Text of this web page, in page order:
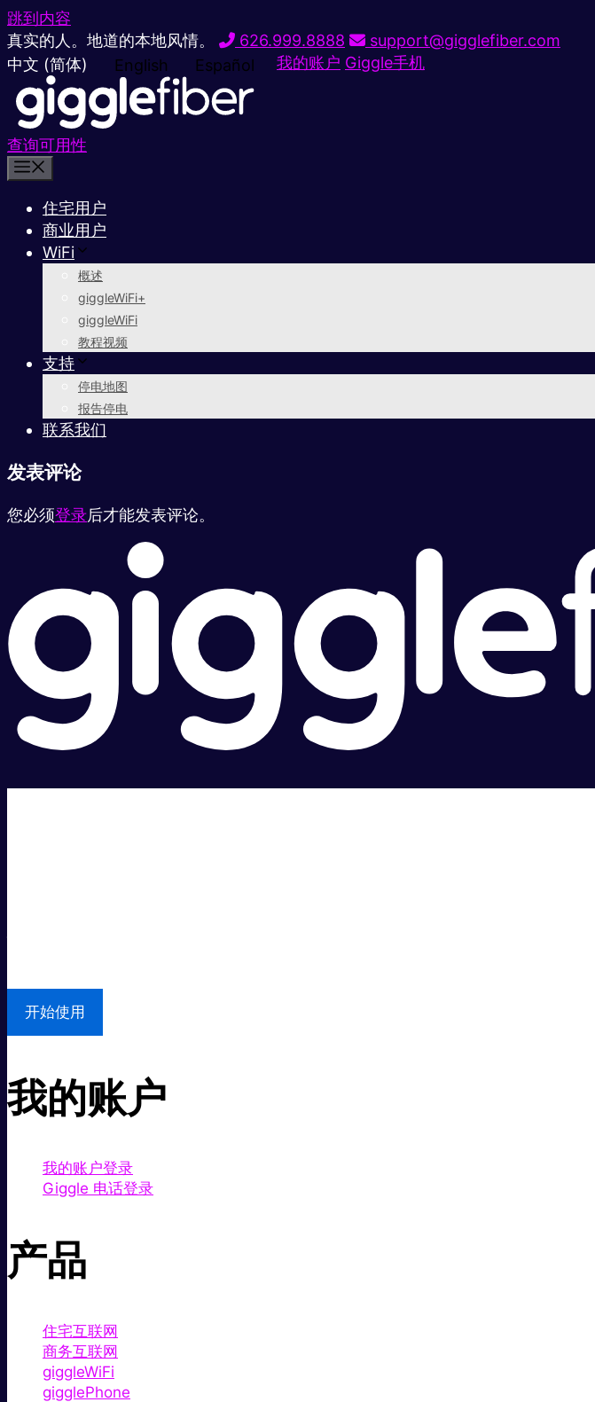
跳到内容
真实的人。地道的本地风情。
626.999.8888
support@gigglefiber.com
中文 (简体)
English Español 我的账户 Giggle手机
查询可用性
住宅用户
商业用户
WiFi
概述
giggleWiFi+
giggleWiFi
教程视频
支持
停电地图
报告停电
联系我们
发表评论
您必须登录后才能发表评论。
开始使用
我的账户
我的账户登录
Giggle 电话登录
产品
住宅互联网
商务互联网
giggleWiFi
gigglePhone